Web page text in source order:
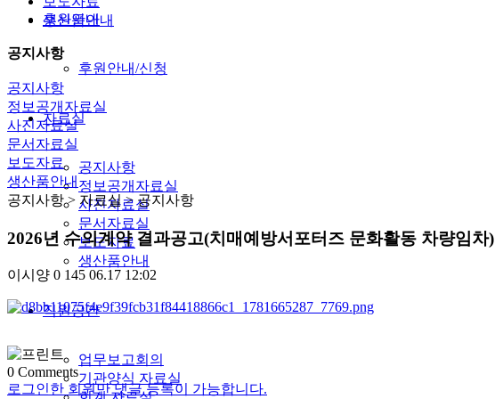
후원안내
후원안내/신청
자료실
공지사항
정보공개자료실
사진자료실
문서자료실
보도자료
생산품안내
직원공간
업무보고회의
기관양식 자료실
생산품안내
공지사항
공지사항
정보공개자료실
사진자료실
문서자료실
보도자료
생산품안내
공지사항 > 자료실 > 공지사항
2026년 수의계약 결과공고(치매예방서포터즈 문화활동 차량임차)
이시양 0 145 06.17 12:02
0 Comments
로그인한 회원만 댓글 등록이 가능합니다.